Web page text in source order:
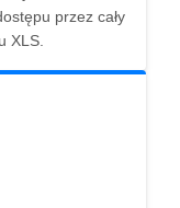
przez cały
XLS.